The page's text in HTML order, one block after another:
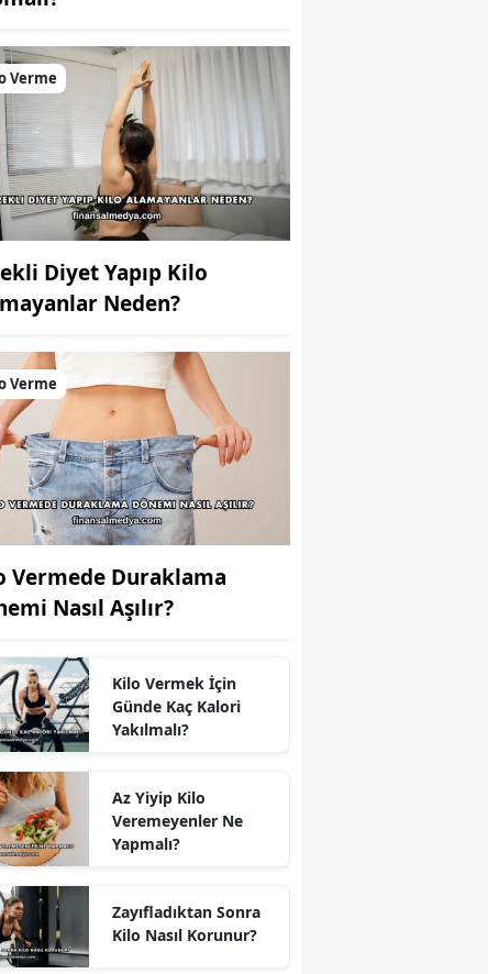
Verme
Diyet Yapıp Kilo
Neden?
Verme
Vermede Duraklama
Nasıl Aşılır?
Kilo Vermek İçin
Günde Kaç Kalori
Yakılmalı?
Az Yiyip Kilo
Veremeyenler Ne
Yapmalı?
Zayıfladıktan Sonra
Kilo Nasıl Korunur?